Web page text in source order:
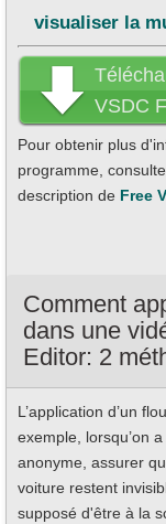
visualiser la
VSDC
Pour obtenir plus
programme,
description de Free
Comment
dans une
Editor: 2
L’application d’un
exemple, lorsqu’on
anonyme, assurer
voiture restent
supposé d'être à la